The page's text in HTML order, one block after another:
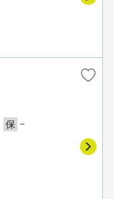
保 －